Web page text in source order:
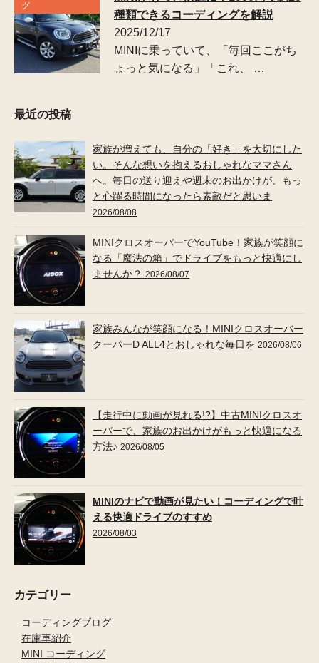
グ
種類できるコーディングを解説
2025/12/17
MINIに乗っていて、「毎回ここがち
ょっと気になる」「これ、 …
最近の投稿
家族が増えても、自分の「好き」を大切にした
い。そんな想いを抱えるおしゃれなママさん
へ。毎日の送り迎えや週末のお出かけが、もっ
と心躍る時間になったら素敵だと思いま
2026/08/08
MINIクロスオーバーでYouTube！家族が笑顔に
なる「魔法の箱」でドライブをもっと快適にし
ませんか？ 2026/08/07
家族みんなが笑顔になる！MINIクロスオーバー
クーパーD ALL4とおしゃれな毎日を 2026/08/06
【走行中に動画が見れる!?】中古MINIクロスオ
ーバーで、家族のお出かけがもっと快適になる
方法♪ 2026/08/05
MINIのナビで動画が見たい！コーディングで叶
える快適ドライブのすすめ
2026/08/03
カテゴリー
コーディングブログ
在庫車紹介
MINI コーディング